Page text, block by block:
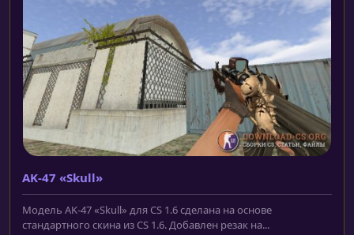
AK-47 «Skull»
Модель AK-47 «Skull» для CS 1.6 сделана на основе
стандартного скина из CS 1.6. Добавлен резак на...